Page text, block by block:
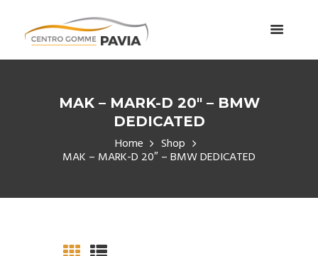
MAK – MARK-D 20″ – BMW
DEDICATED
Home Shop
MAK – MARK-D 20″ – BMW DEDICATED